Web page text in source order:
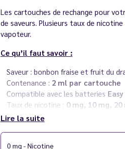
Les cartouches de rechange pour
de saveurs. Plusieurs taux de
vapoteur.
Ce qu’il faut savoir :
Saveur : bonbon fraise et fruit du
Contenance : 2 ml par cartouche
Compatible avec les batteries
Taux de nicotine : 0 mg, 10 mg, 20
Vendues par 2
Fabriqué enFrancepar E.Tasty
Lire la suite